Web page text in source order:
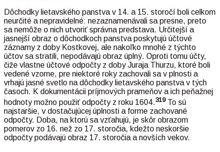
Dôchodky lietavského panstva v 14. a 15. storočí boli celkom
neurčité a nepravidelné: nezaznamenávali sa presne, preto
sa nemôže o nich utvoriť správna predstava. Určitejší a
jasnejší obraz o dôchodkoch panstva poskytujú účtové
záznamy z doby Kostkovej, ale nakoľko mnohé z týchto
účtov sa stratili, nepodávajú obraz úplný. Oproti tomu účty,
čiže vlastne účtové odpočty z doby Juraja Thurzu, ktoré boli
vedené vzorne, pre niektoré roky zachovali sa v plnosti a
vrhajú jasné svetlo na dôchodky lietavského panstva v tých
časoch. K dokumentácii príjmových prameňov a ich peňažnej
hodnoty možno použiť odpočty z roku 1604.319To sú
najstaršie, v dostačujúcej úplnosti a forme zachované
odpočty. Doba, na ktorú sa vzťahujú, je skôr obrazom
pomerov zo 16. než zo 17. storočia, kdežto neskoršie
odpočty podávajú obraz 17. storočia a novších vekov.